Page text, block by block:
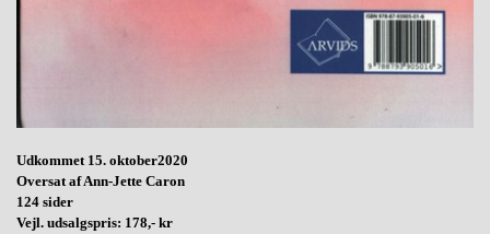
Udkommet 15. oktober2020
Oversat af Ann-Jette Caron
124 sider
Vejl. udsalgspris: 178,- kr